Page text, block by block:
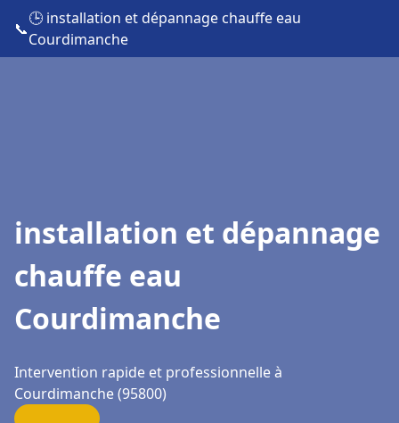
📞
🕒 installation et dépannage chauffe eau
Courdimanche
installation et dépannage
chauffe eau
Courdimanche
Intervention rapide et professionnelle à
Courdimanche (95800)